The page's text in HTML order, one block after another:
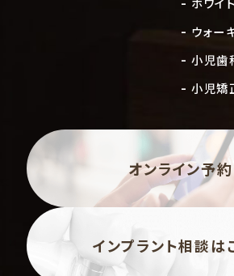
ウォー
小児歯
小児矯
オンライン予約
インプラント相談は